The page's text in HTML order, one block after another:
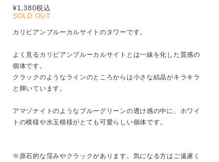
¥1,380税込
SOLD OUT
カリビアンブルーカルサイトのタワーです。
よく見るカリビアンブルーカルサイトとは一線を化した質感の
個体です。
クラックのようなラインのところからは小さな結晶がキラキラ
と輝いています。
アマゾナイトのようなブルーグリーンの透け感の中に、ホワイ
トの模様や水玉模様がとても可愛らしい個体です。
※原石的な窪みやクラックがあります。気になる方はご遠慮く